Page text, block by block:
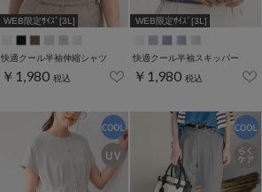
WEB限定ｻｲｽﾞ[3L]
快適クール半袖伸縮シャツ
￥1,980 税込
WEB限定ｻｲｽﾞ[3L]
快適クール半袖スキッパー
￥1,980 税込